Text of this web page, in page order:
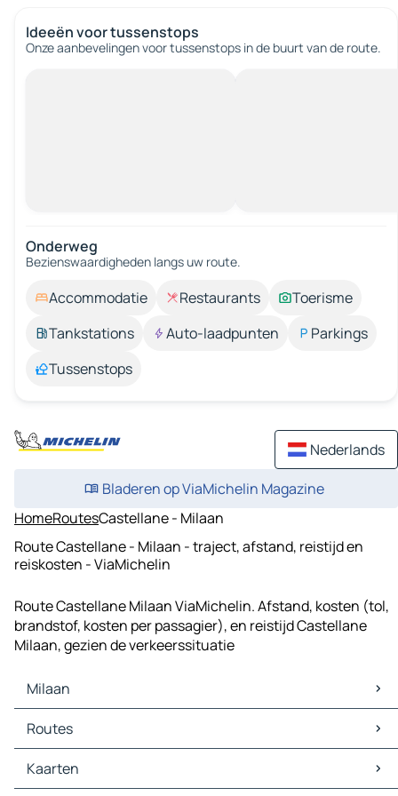
Ideeën voor tussenstops
Onze aanbevelingen voor tussenstops in de buurt van de route.
Onderweg
Bezienswaardigheden langs uw route.
Accommodatie Restaurants
Toerisme
Tankstations
Auto-laadpunten
Parkings
Tussenstops
Nederlands
Bladeren op ViaMichelin Magazine
HomeRoutesCastellane - Milaan
Route Castellane - Milaan - traject, afstand, reistijd en
reiskosten - ViaMichelin
Route Castellane Milaan ViaMichelin. Afstand, kosten (tol,
brandstof, kosten per passagier), en reistijd Castellane
Milaan, gezien de verkeerssituatie
Milaan
Milaan Kaarten
Milaan Verkeer
Milaan Hotels
Milaan Restaurants
Routes
Routes Milaan - Genua
Routes Milaan - Turijn
Kaarten